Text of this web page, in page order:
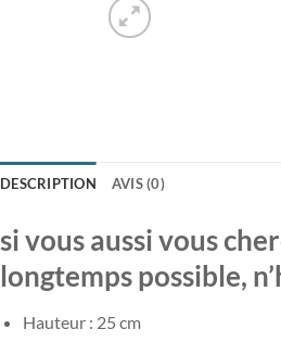
DESCRIPTION AVIS (0)
si vous aussi vous
longtemps possible,
Hauteur : 25 cm